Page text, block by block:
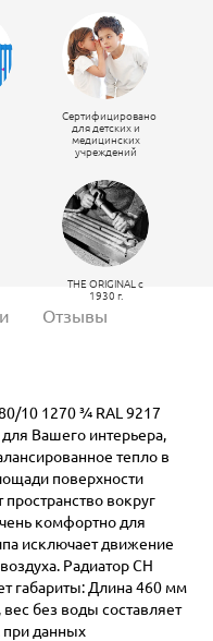
Сертифицировано
для детских и
медицинских
учреждений
THE ORIGINAL c
1930 г.
Отзывы
10 1270 ¾ RAL 9217
Вашего интерьера,
тепло в
поверхности
пространство вокруг
комфортно для
исключает движение
Радиатор CH
габариты: Длина 460 мм
без воды составляет
при данных